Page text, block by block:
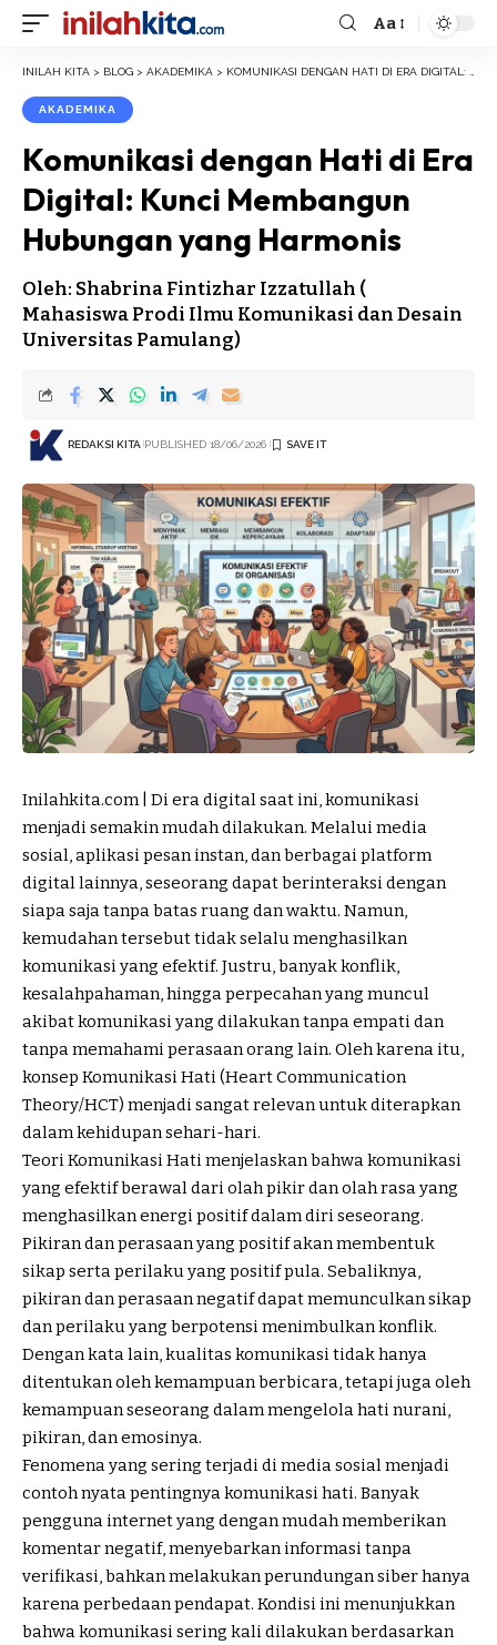
Font
Aa
INILAH KITA > BLOG > AKADEMIKA > KOMUNIKASI DENGAN HATI DI ERA DIGITAL: KUNCI MEMBANGUN HUBUNGAN YANG HARMONIS
AKADEMIKA
Komunikasi dengan Hati di Era
Digital: Kunci Membangun
Hubungan yang Harmonis
Oleh: Shabrina Fintizhar Izzatullah (
Mahasiswa Prodi Ilmu Komunikasi dan Desain
Universitas Pamulang)
REDAKSI KITA PUBLISHED 18/06/2026
Inilahkita.com | Di era digital saat ini, komunikasi
menjadi semakin mudah dilakukan. Melalui media
sosial, aplikasi pesan instan, dan berbagai platform
digital lainnya, seseorang dapat berinteraksi dengan
siapa saja tanpa batas ruang dan waktu. Namun,
kemudahan tersebut tidak selalu menghasilkan
komunikasi yang efektif. Justru, banyak konflik,
kesalahpahaman, hingga perpecahan yang muncul
akibat komunikasi yang dilakukan tanpa empati dan
tanpa memahami perasaan orang lain. Oleh karena itu,
konsep Komunikasi Hati (Heart Communication
Theory/HCT) menjadi sangat relevan untuk diterapkan
dalam kehidupan sehari-hari.
Teori Komunikasi Hati menjelaskan bahwa komunikasi
yang efektif berawal dari olah pikir dan olah rasa yang
menghasilkan energi positif dalam diri seseorang.
Pikiran dan perasaan yang positif akan membentuk
sikap serta perilaku yang positif pula. Sebaliknya,
pikiran dan perasaan negatif dapat memunculkan sikap
dan perilaku yang berpotensi menimbulkan konflik.
Dengan kata lain, kualitas komunikasi tidak hanya
ditentukan oleh kemampuan berbicara, tetapi juga oleh
kemampuan seseorang dalam mengelola hati nurani,
pikiran, dan emosinya.
Fenomena yang sering terjadi di media sosial menjadi
contoh nyata pentingnya komunikasi hati. Banyak
pengguna internet yang dengan mudah memberikan
komentar negatif, menyebarkan informasi tanpa
verifikasi, bahkan melakukan perundungan siber hanya
karena perbedaan pendapat. Kondisi ini menunjukkan
bahwa komunikasi sering kali dilakukan berdasarkan